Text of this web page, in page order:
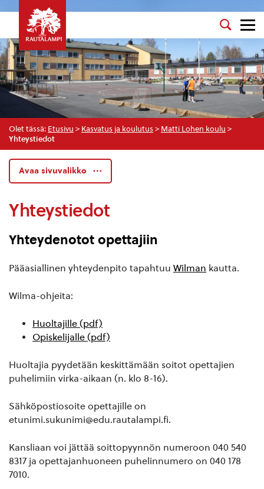
Olet tässä: Etusivu > Kasvatus ja koulutus > Matti Lohen koulu >
Yhteystiedot
Avaa sivuvalikko
Yhteystiedot
Yhteydenotot opettajiin
Pääasiallinen yhteydenpito tapahtuu Wilman kautta.
Wilma-ohjeita:
Huoltajille (pdf)
Opiskelijalle (pdf)
Huoltajia pyydetään keskittämään soitot opettajien
puhelimiin virka-aikaan (n. klo 8-16).
Sähköpostiosoite opettajille on
etunimi.sukunimi@edu.rautalampi.fi.
Kansliaan voi jättää soittopyynnön numeroon 040 540
8317 ja opettajanhuoneen puhelinnumero on 040 178
7010.